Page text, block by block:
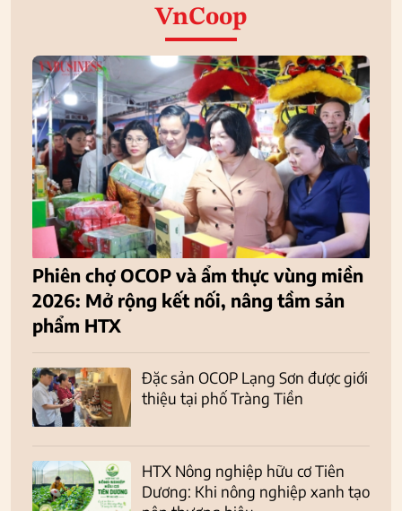
VnCoop
Phiên chợ OCOP và ẩm thực vùng miền
2026: Mở rộng kết nối, nâng tầm sản
phẩm HTX
Đặc sản OCOP Lạng Sơn được giới
thiệu tại phố Tràng Tiền
HTX Nông nghiệp hữu cơ Tiên
Dương: Khi nông nghiệp xanh tạo